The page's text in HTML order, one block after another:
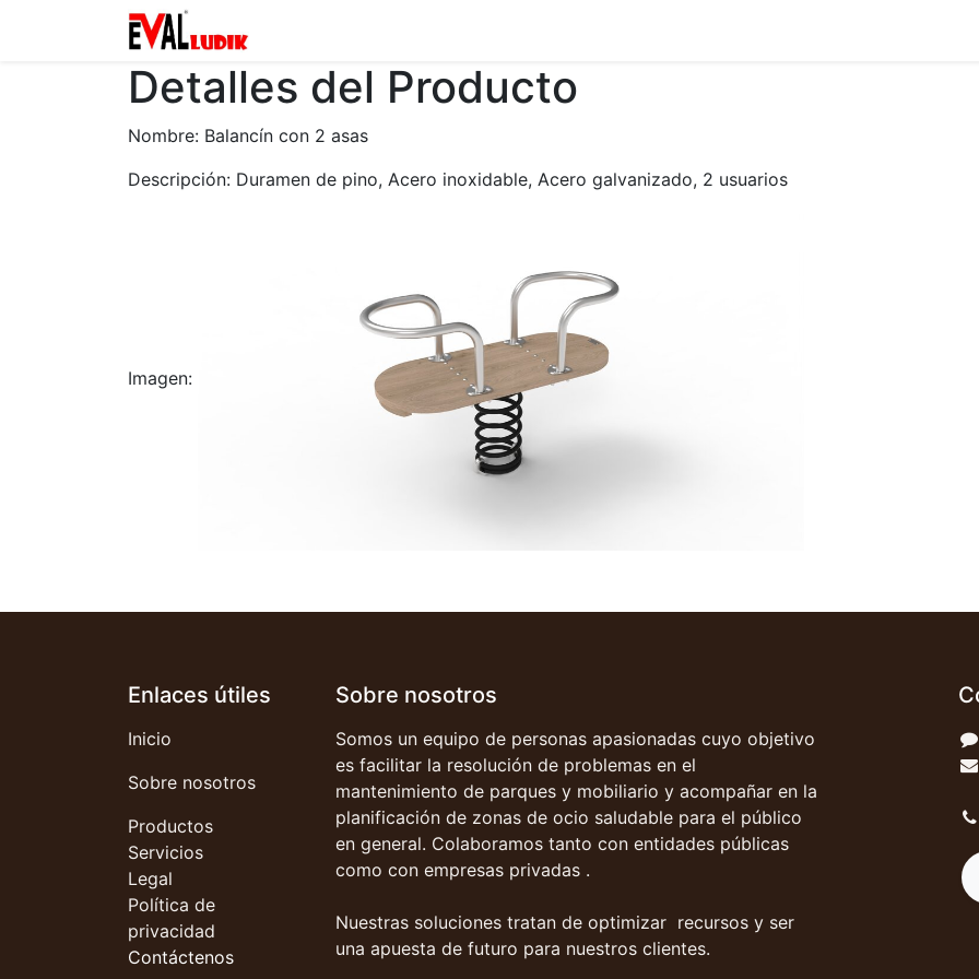
Detalles del Producto
Nombre: Balancín con 2 asas
Descripción: Duramen de pino, Acero inoxidable, Acero galvanizado, 2 usuarios
Imagen:
Enlaces útiles
Inicio
Sobre nosotros
Productos
Servicios
Legal
Política de
privacidad
Contáctenos
Sobre nosotros
Somos un equipo de personas apasionadas cuyo objetivo
es facilitar la resolución de problemas en el
mantenimiento de parques y mobiliario y acompañar en la
planificación de zonas de ocio saludable para el público
en general. Colaboramos tanto con entidades públicas
como con empresas privadas .
Nuestras soluciones tratan de optimizar recursos y ser
una apuesta de futuro para nuestros clientes.